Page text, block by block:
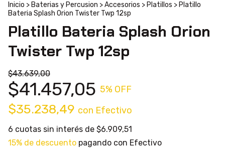
Inicio > Baterias y Percusion >Accesorios > Platillos > Platillo
Bateria Splash Orion Twister Twp 12sp
Platillo Bateria Splash Orion
Twister Twp 12sp
$43.639,00
$41.457,05 5% OFF
$35.238,49 con Efectivo
6 cuotas sin interés de $6.909,51
15% de descuento pagando con Efectivo